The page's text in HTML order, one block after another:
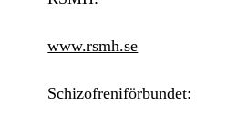
www.rsmh.se
Schizofreniförbundet: